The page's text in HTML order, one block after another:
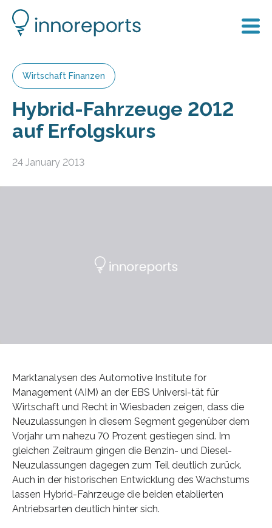
Wirtschaft Finanzen
Hybrid-Fahrzeuge 2012
auf Erfolgskurs
24 January 2013
Marktanalysen des Automotive Institute for
Management (AIM) an der EBS Universi-tät für
Wirtschaft und Recht in Wiesbaden zeigen, dass die
Neuzulassungen in diesem Segment gegenüber dem
Vorjahr um nahezu 70 Prozent gestiegen sind. Im
gleichen Zeitraum gingen die Benzin- und Diesel-
Neuzulassungen dagegen zum Teil deutlich zurück.
Auch in der historischen Entwicklung des Wachstums
lassen Hybrid-Fahrzeuge die beiden etablierten
Antriebsarten deutlich hinter sich.